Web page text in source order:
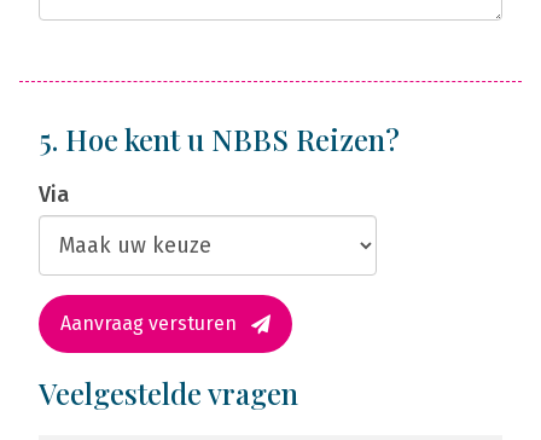
5. Hoe kent u NBBS Reizen?
Via
Aanvraag versturen
Veelgestelde vragen